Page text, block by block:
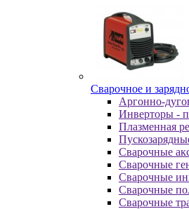
Cвapoчнoe и
Аргонно-
Инверторы -
Плазменная
Сварочные
Сварочные
Сварочные
Сварочные
Сварочные